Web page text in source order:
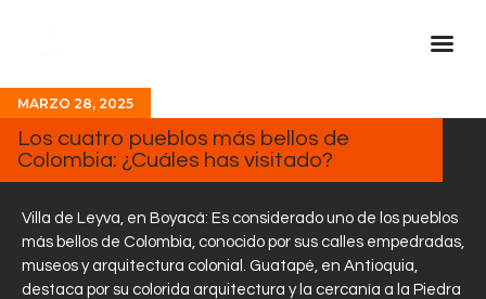
Inicio Real FM
Streaming
Descarga La APP
Programas
MARZO 28, 2025
Los cuatro pueblos más bellos de
Colombia: ¿Cuáles has visitado?
Villa de Leyva, en Boyacá: Es considerado uno de los pueblos
más bellos de Colombia, conocido por sus calles empedradas,
museos y arquitectura colonial. Guatapé, en Antioquia,
destaca por su colorida arquitectura y la cercanía a la Piedra